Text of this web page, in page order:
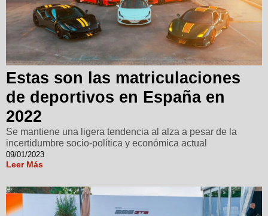
Estas son las matriculaciones
de deportivos en España en
2022
Se mantiene una ligera tendencia al alza a pesar de la
incertidumbre socio-política y económica actual
09/01/2023
Leer Más